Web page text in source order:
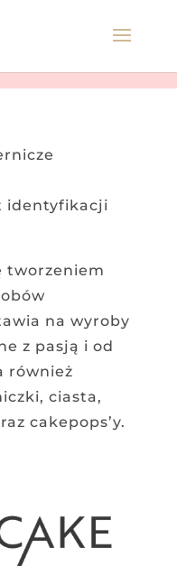
identyfikacji
tworzeniem
na wyroby
z pasją i od
również
ciasta,
cakepops’y.